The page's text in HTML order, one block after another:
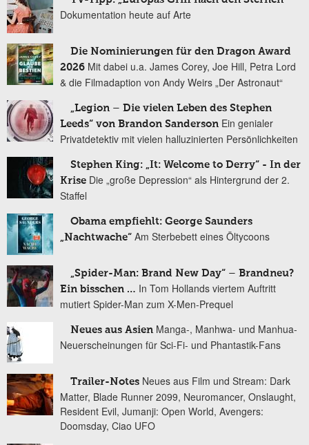
Dokumentation heute auf Arte
Die Nominierungen für den Dragon Award
2026 Mit dabei u.a. James Corey, Joe Hill, Petra Lord
& die Filmadaption von Andy Weirs „Der Astronaut“
„Legion – Die vielen Leben des Stephen
Leeds“ von Brandon Sanderson Ein genialer
Privatdetektiv mit vielen halluzinierten Persönlichkeiten
Stephen King: „It: Welcome to Derry“ - In der
Krise Die „große Depression“ als Hintergrund der 2.
Staffel
Obama empfiehlt: George Saunders
„Nachtwache“ Am Sterbebett eines Öltycoons
„Spider-Man: Brand New Day“ – Brandneu?
Ein bisschen … In Tom Hollands viertem Auftritt
mutiert Spider-Man zum X-Men-Prequel
Neues aus Asien Manga-, Manhwa- und Manhua-
Neuerscheinungen für Sci-Fi- und Phantastik-Fans
Trailer-Notes Neues aus Film und Stream: Dark
Matter, Blade Runner 2099, Neuromancer, Onslaught,
Resident Evil, Jumanji: Open World, Avengers:
Doomsday, Ciao UFO